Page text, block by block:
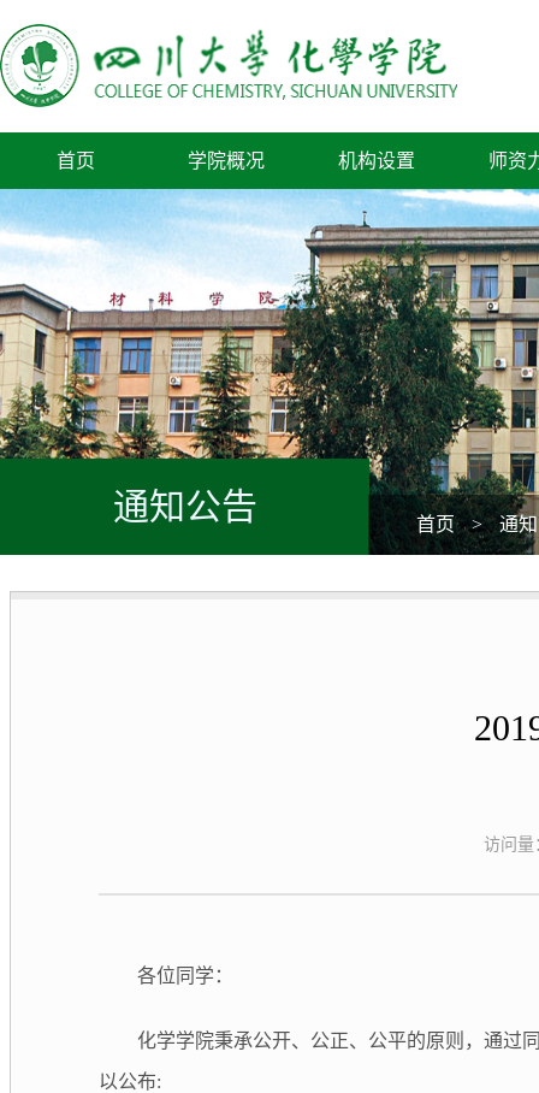
首页 学院概况 机构设置 师资
通知公告 首页 > 通
访问量
各位同学：
化学学院秉承公开、公正、公平的原则，通过
以公布: